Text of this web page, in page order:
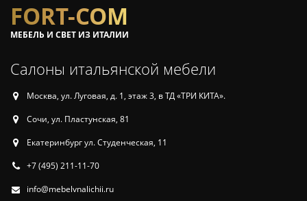
FORT-COM
МЕБЕЛЬ И СВЕТ ИЗ ИТАЛИИ
Салоны итальянской мебели
Москва, ул. Луговая, д. 1, этаж 3, в ТД «ТРИ КИТА».
Сочи, ул. Пластунская, 81
Екатеринбург ул. Студенческая, 11
+7 (495) 211-11-70
info@mebelvnalichii.ru